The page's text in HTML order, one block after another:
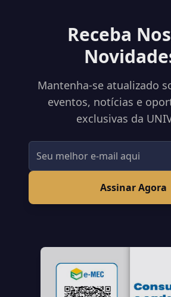
Receba
Mantenha-se atualizado
eventos, notícias e
exclusivas da
Assinar Agora